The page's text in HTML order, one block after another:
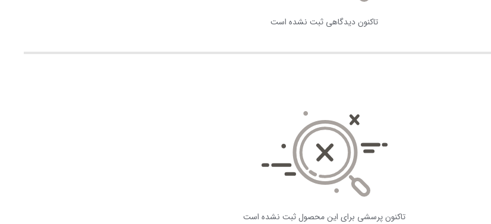
تاکنون دیدگاهی ثبت نشده است
تاکنون پرسشی برای این محصول ثبت نشده است